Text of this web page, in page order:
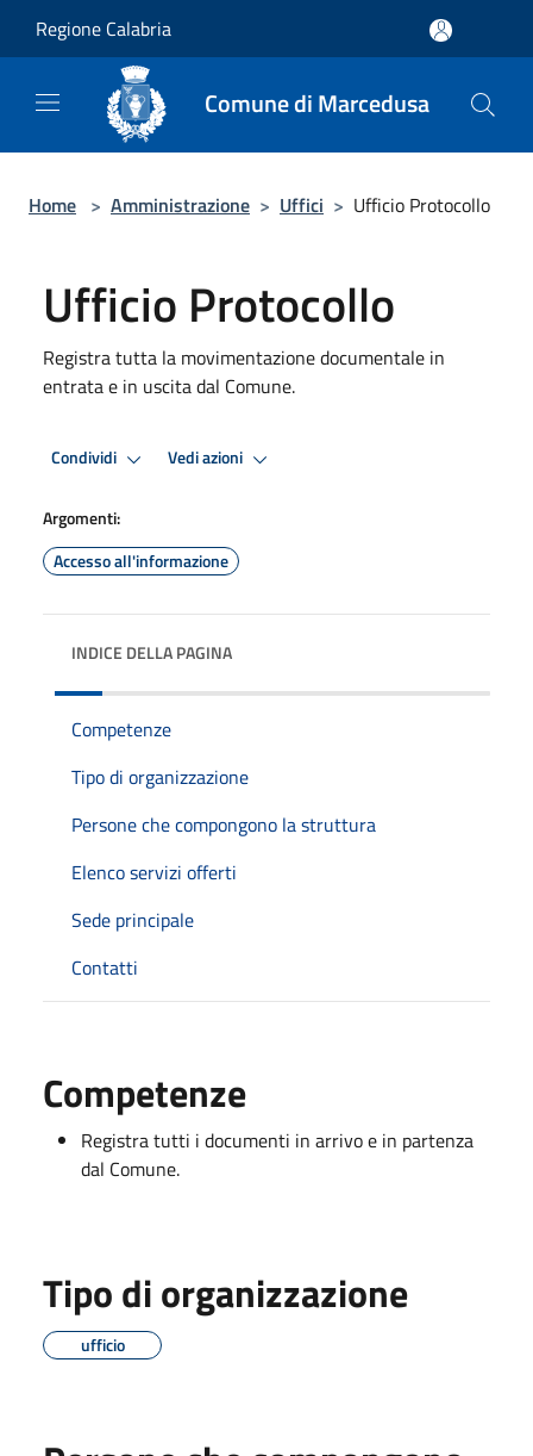
Regione Calabria
Comune di Marcedusa
Home > Amministrazione > Uffici > Ufficio Protocollo
Ufficio Protocollo
Registra tutta la movimentazione documentale in
entrata e in uscita dal Comune.
Condividi Vedi azioni
Argomenti:
Accesso all'informazione
INDICE DELLA PAGINA
Competenze
Tipo di organizzazione
Persone che compongono la struttura
Elenco servizi offerti
Sede principale
Contatti
Competenze
Registra tutti i documenti in arrivo e in partenza
dal Comune.
Tipo di organizzazione
ufficio